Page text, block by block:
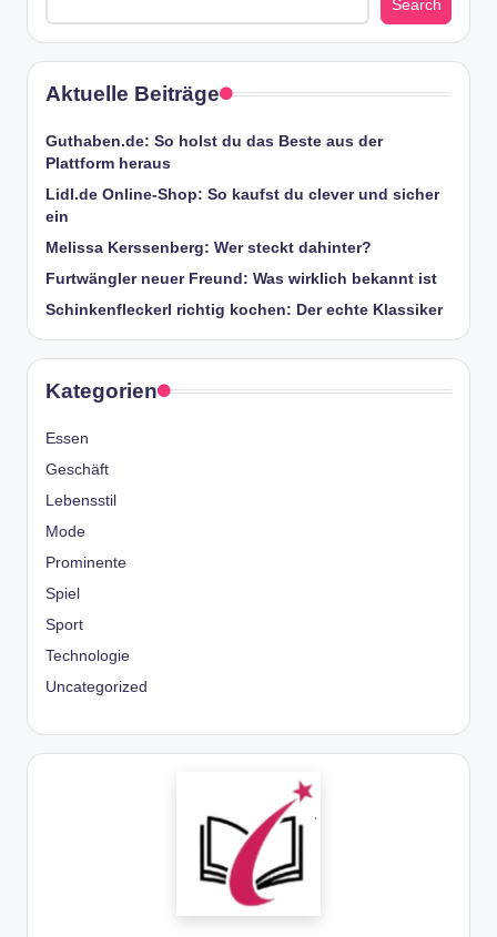
Search
Aktuelle Beiträge
Guthaben.de: So holst du das Beste aus der
Plattform heraus
Lidl.de Online-Shop: So kaufst du clever und sicher
ein
Melissa Kerssenberg: Wer steckt dahinter?
Furtwängler neuer Freund: Was wirklich bekannt ist
Schinkenfleckerl richtig kochen: Der echte Klassiker
Kategorien
Essen
Geschäft
Lebensstil
Mode
Prominente
Spiel
Sport
Technologie
Uncategorized